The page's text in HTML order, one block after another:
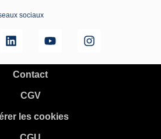
sociaux
Contact
CGV
les cookies